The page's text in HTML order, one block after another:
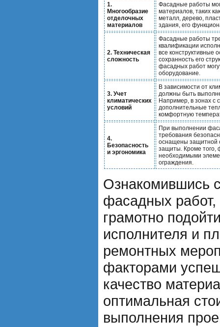
1.
Многообразие
отделочных
материалов
Фасадные работы
материалов, таких
металл, дерево,
здания, его
2. Техническая
сложность
Фасадные работы
квалификации
все конструктивные
сохранность его
фасадных работ
оборудование.
3. Учет
климатических
условий
В зависимости от
должны быть
Например, в зонах с
дополнительные
комфортную
4.
Безопасность
и эргономика
При выполнении
требования
оснащены защитной
защиты. Кроме того,
необходимыми
ограждения.
Ознакомившись
фасадных
грамотно
исполнителя и
ремонтных
факторами
качество
оптимальная
выполнения